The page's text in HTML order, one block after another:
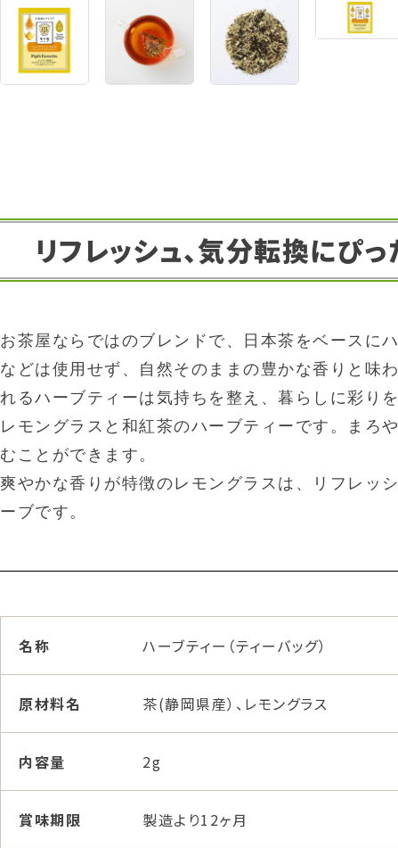
リフレッシュ、気分転換にぴ
お茶屋ならではのブレンドで、日本茶をベースに
などは使用せず、自然そのままの豊かな香りと味
れるハーブティーは気持ちを整え、暮らしに彩り
レモングラスと和紅茶のハーブティーです。まろ
むことができます。
爽やかな香りが特徴のレモングラスは、リフレッ
ーブです。
名称 ハーブティー（ティーバッグ）
原材料名 茶(静岡県産）、レモングラス
内容量 2g
賞味期限 製造より12ヶ月